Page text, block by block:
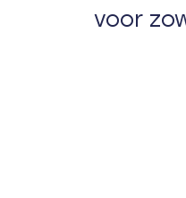
voor